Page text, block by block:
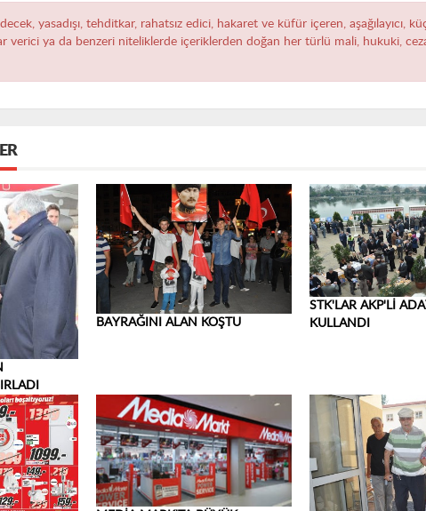
yasadışı, tehditkar, rahatsız edici, hakaret ve küfür içeren, aşağılayıcı,
verici ya da benzeri niteliklerde içeriklerden doğan her türlü mali, hukuki,
BAYRAĞINI ALAN KOŞTU
STK'LAR AKP'Lİ
KULLANDI